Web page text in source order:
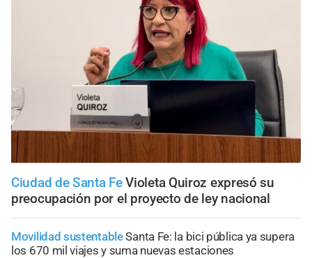
Ciudad de Santa Fe Violeta Quiroz expresó su
preocupación por el proyecto de ley nacional
Movilidad sustentableSanta Fe: la bici pública ya supera
los 670 mil viajes y suma nuevas estaciones